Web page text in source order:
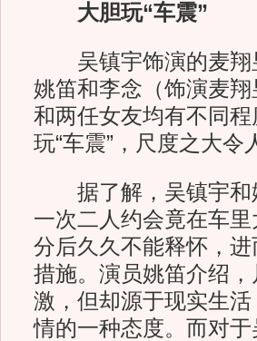
大胆玩“车震”
吴镇宇饰演的麦翔
姚笛和李念（饰演麦
和两任女友均有不同
玩“车震”，尺度之大令
据了解，吴镇宇和
一次二人约会竟在车
分后久久不能释怀，
措施。演员姚笛介绍
激，但却源于现实生
情的一种态度。而对